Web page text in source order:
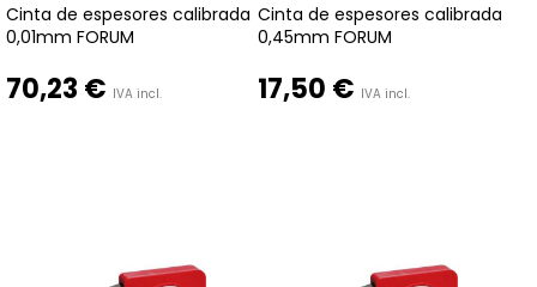
Cinta de espesores calibrada
0,01mm FORUM
70,23 € IVA incl.
Cinta de espesores calibrada
0,45mm FORUM
17,50 € IVA incl.